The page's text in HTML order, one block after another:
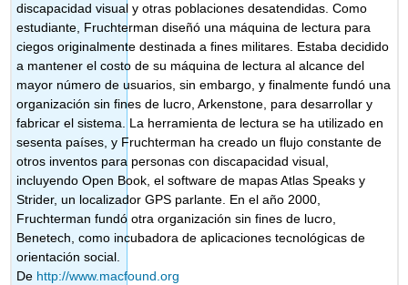
discapacidad visual y otras poblaciones desatendidas. Como
estudiante, Fruchterman diseñó una máquina de lectura para
ciegos originalmente destinada a fines militares. Estaba decidido
a mantener el costo de su máquina de lectura al alcance del
mayor número de usuarios, sin embargo, y finalmente fundó una
organización sin fines de lucro, Arkenstone, para desarrollar y
fabricar el sistema. La herramienta de lectura se ha utilizado en
sesenta países, y Fruchterman ha creado un flujo constante de
otros inventos para personas con discapacidad visual,
incluyendo Open Book, el software de mapas Atlas Speaks y
Strider, un localizador GPS parlante. En el año 2000,
Fruchterman fundó otra organización sin fines de lucro,
Benetech, como incubadora de aplicaciones tecnológicas de
orientación social.
De http://www.macfound.org